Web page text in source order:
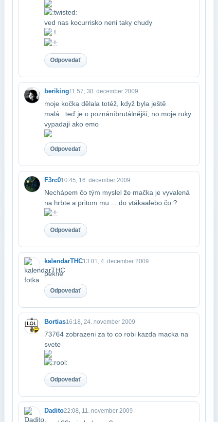
ved nas kocur​risko neni taky chudy
Odpovedať
beriking11:57, 30. december 2009
moje kočka dělala totéž, když byla ještě
malá...teď je o poznání​brutálnější, no moje ruky
vypadají ako emo
Odpovedať
F3rc010:45, 16. december 2009
Nechápem čo tým myslel že mačka je vyvalená
na hrbte a pritom mu ... do vtáka​alebo čo ?
Odpovedať
kalendarTHC13:01, 4. december 2009
pekne
Odpovedať
Bortias16:18, 24. november 2009
73764 zobrazeni za to co robi kazda macka na
svete
Odpovedať
Dadito22:08, 11. november 2009